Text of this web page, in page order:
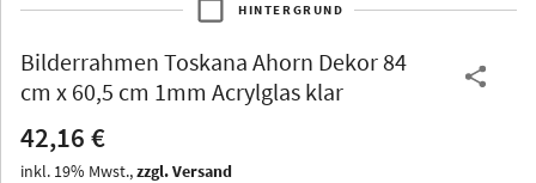
HINTERGRUND
Bilderrahmen Toskana Ahorn Dekor 84
cm x 60,5 cm 1mm Acrylglas klar
42,16 €
inkl. 19% Mwst.,zzgl. Versand